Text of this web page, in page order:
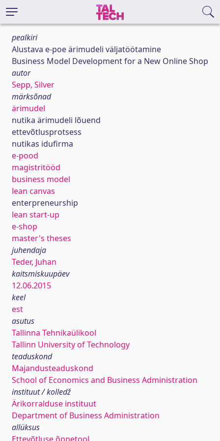
pealkiri
Alustava e-poe ärimudeli väljatöötamine
Business Model Development for a New Online Shop
autor
Sepp, Silver
märksõnad
ärimudel
nutika ärimudeli lõuend
ettevõtlusprotsess
nutikas idufirma
e-pood
magistritööd
business model
lean canvas
enterpreneurship
lean start-up
e-shop
master's theses
juhendaja
Teder, Juhan
kaitsmiskuupäev
12.06.2015
keel
est
asutus
Tallinna Tehnikaülikool
Tallinn University of Technology
teaduskond
Majandusteaduskond
School of Economics and Business Administration
instituut / kolledž
Ärikorralduse instituut
Department of Business Administration
allüksus